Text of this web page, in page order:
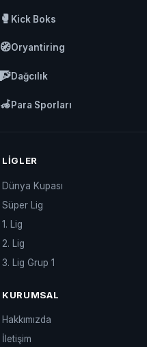
🥊 Kick Boks
🧭Oryantiring
🧗Dağcılık
🦽Para Sporları
LIGLER
Dünya Kupası
Süper Lig
1. Lig
2. Lig
3. Lig Grup 1
KURUMSAL
Hakkımızda
İletişim